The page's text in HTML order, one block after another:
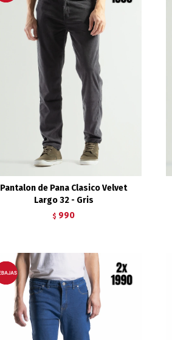
Pantalon de Pana Clasico Velvet
Largo 32 - Gris
$ 990